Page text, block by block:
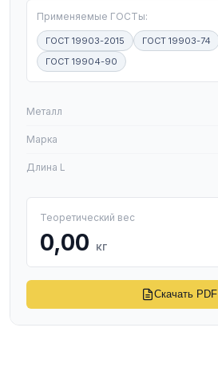
Применяемые ГОСТы:
ГОСТ 19903-2015 ГОСТ 19903-74
ГОСТ 19904-90
Металл
Марка
Длина L
Теоретический вес
0,00 кг
Скачать PDF